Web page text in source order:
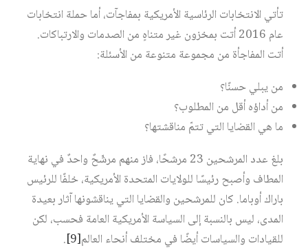
تأتي الانتخابات الرئاسية الأمريكية بمفاجآت، أما حملة انتخابات
عام 2016 أتت بمخزون غير متناهٍ من الصدمات والارتباكات.
أتت المفاجأة من مجموعة متنوعة من الأسئلة:
من يبلي حسنًا؟
من أداؤه أقل من المطلوب؟
ما هي القضايا التي تتمّ مناقشتها؟
بلغ عدد المرشحين 23 مرشحًا، فاز منهم مرشّحٌ واحدٌ في نهاية
المطاف وأصبح رئيسًا للولايات المتحدة الأمريكية، خلفًا للرئيس
باراك أوباما. كان للمرشحين والقضايا التي يناقشونها آثار بعيدة
المدى، ليس بالنسبة إلى السياسة الأمريكية العامة فحسب، لكن
للقيادات والسياسات أيضًا في مختلف أنحاء العالم[9]
.